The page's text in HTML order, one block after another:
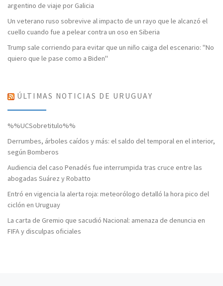
argentino de viaje por Galicia
Un veterano ruso sobrevive al impacto de un rayo que le alcanzó el
cuello cuando fue a pelear contra un oso en Siberia
Trump sale corriendo para evitar que un niño caiga del escenario: "No
quiero que le pase como a Biden"
ÚLTIMAS NOTICIAS DE URUGUAY
%%UCSobretitulo%%
Derrumbes, árboles caídos y más: el saldo del temporal en el interior,
según Bomberos
Audiencia del caso Penadés fue interrumpida tras cruce entre las
abogadas Suárez y Robatto
Entró en vigencia la alerta roja: meteorólogo detalló la hora pico del
ciclón en Uruguay
La carta de Gremio que sacudió Nacional: amenaza de denuncia en
FIFA y disculpas oficiales